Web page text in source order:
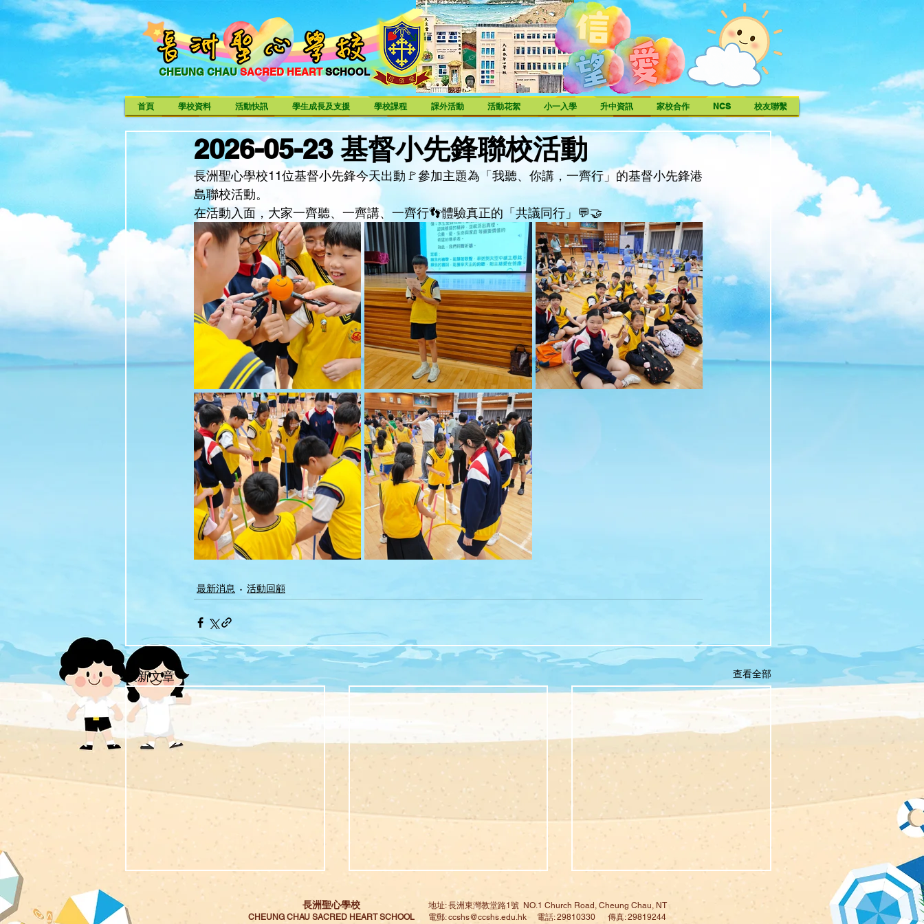
CHEUNG CHAU SACRED HEART SCHOOL
CHEUNG CHAU SACRED HEARTSCHOOL
首頁 學校資料 活動快訊 學生成長及支援 學校課程 課外活動 活動花絮 小一入學 升中資訊 家校合作 NCS 校友聯繫
2026-05-23 基督小先鋒聯校活動
長洲聖心學校11位基督小先鋒今天出動🚩參加主題為「我聽、你講，一齊行」的基督小先鋒港
島聯校活動。
在活動入面，大家一齊聽、一齊講、一齊行👣體驗真正的「共議同行」💬🤝
最新消息 活動回顧
最新文章 查看全部
地址: 長洲東灣教堂路1號 NO.1 Church Road, Cheung Chau, NT
電郵:ccshs@ccshs.edu.hk 電話: 29810330 傳真: 29819244
長洲聖心學校
CHEUNG CHAU SACRED HEART SCHOOL